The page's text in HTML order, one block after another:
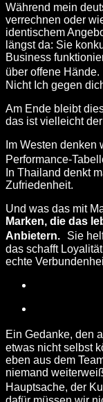
Während mein
verrechnen oder
identischem
längst da: Sie
Business
über offene Hände.
Nicht Ich gegen
Am Ende bleibt
das ist vielleicht
Im Westen
Performance-
In Thailand denkt
Zufriedenheit.
Und was das mit
Marken, die das
Anbietern. Sie
das schafft
echte
Ein Gedanke, den
etwas nicht selbst
eben aus dem
niemand
Hauptsache, der